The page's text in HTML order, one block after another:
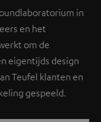
in
en het
om de
eigentijds design
Teufel klanten en
gespeeld.